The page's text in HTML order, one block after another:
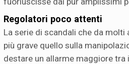
Regolatori poco attenti
La serie di scandali che da
più grave quello sulla
destare un allarme maggiore